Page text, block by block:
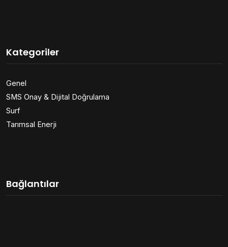
Kategoriler
Genel
SMS Onay & Dijital Doğrulama
Surf
Tarımsal Enerji
Bağlantılar